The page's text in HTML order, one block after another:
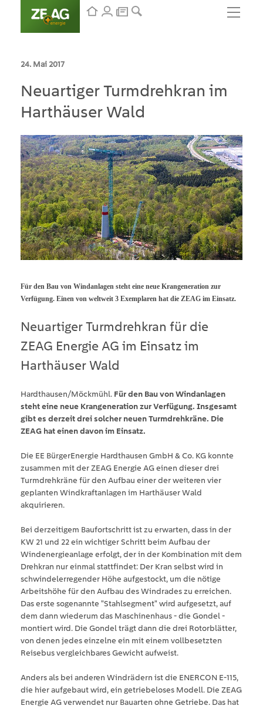
24. Mai 2017
Neuartiger Turmdrehkran im
Harthäuser Wald
Für den Bau von Windanlagen steht eine neue Krangeneration zur
Verfügung. Einen von weltweit 3 Exemplaren hat die ZEAG im Einsatz.
Neuartiger Turmdrehkran für die
ZEAG Energie AG im Einsatz im
Harthäuser Wald
Hardthausen/Möckmühl. Für den Bau von Windanlagen
steht eine neue Krangeneration zur Verfügung. Insgesamt
gibt es derzeit drei solcher neuen Turmdrehkräne. Die
ZEAG hat einen davon im Einsatz.
Die EE BürgerEnergie Hardthausen GmbH & Co. KG konnte
zusammen mit der ZEAG Energie AG einen dieser drei
Turmdrehkräne für den Aufbau einer der weiteren vier
geplanten Windkraftanlagen im Harthäuser Wald
akquirieren.
Bei derzeitigem Baufortschritt ist zu erwarten, dass in der
KW 21 und 22 ein wichtiger Schritt beim Aufbau der
Windenergieanlage erfolgt, der in der Kombination mit dem
Drehkran nur einmal stattfindet: Der Kran selbst wird in
schwindelerregender Höhe aufgestockt, um die nötige
Arbeitshöhe für den Aufbau des Windrades zu erreichen.
Das erste sogenannte "Stahlsegment" wird aufgesetzt, auf
dem dann wiederum das Maschinenhaus - die Gondel -
montiert wird. Die Gondel trägt dann die drei Rotorblätter,
von denen jedes einzelne ein mit einem vollbesetzten
Reisebus vergleichbares Gewicht aufweist.
Anders als bei anderen Windrädern ist die ENERCON E-115,
die hier aufgebaut wird, ein getriebeloses Modell. Die ZEAG
Energie AG verwendet nur Bauarten ohne Getriebe. Das hat